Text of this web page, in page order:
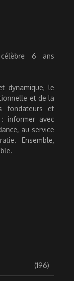
6 ans
dynamique, le
et de la
fondateurs et
informer avec
au service
Ensemble,
(196)